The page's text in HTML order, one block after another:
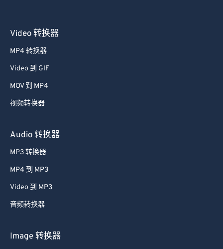
Video 转换器
MP4 转换器
Video 到 GIF
MOV 到 MP4
视频转换器
Audio 转换器
MP3 转换器
MP4 到 MP3
Video 到 MP3
音频转换器
Image 转换器